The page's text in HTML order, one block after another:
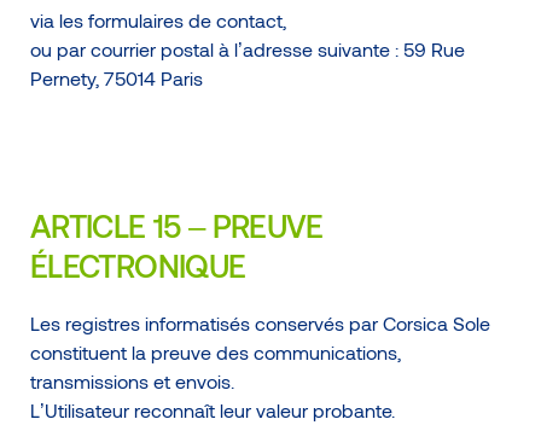
via les formulaires de contact,
ou par courrier postal à l’adresse suivante : 59 Rue
Pernety, 75014 Paris
ARTICLE 15 – PREUVE
ÉLECTRONIQUE
Les registres informatisés conservés par Corsica Sole
constituent la preuve des communications,
transmissions et envois.
L’Utilisateur reconnaît leur valeur probante.